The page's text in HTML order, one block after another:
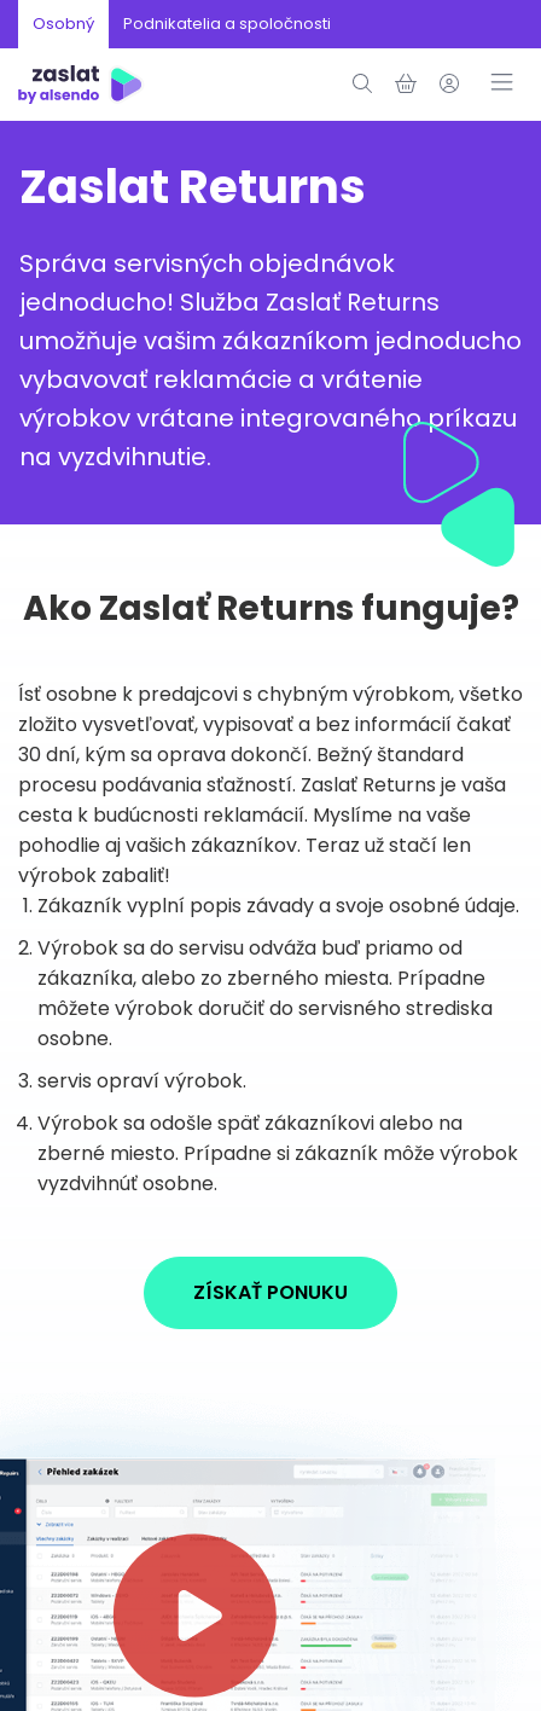
Osobný Podnikatelia a spoločnosti
Zaslat Returns
Správa servisných objednávok
jednoducho! Služba Zaslať Returns
umožňuje vašim zákazníkom jednoducho
vybavovať reklamácie a vrátenie
výrobkov vrátane integrovaného príkazu
na vyzdvihnutie.
Ako Zaslať Returns funguje?
Ísť osobne k predajcovi s chybným výrobkom, všetko
zložito vysvetľovať, vypisovať a bez informácií čakať
30 dní, kým sa oprava dokončí. Bežný štandard
procesu podávania sťažností. Zaslať Returns je vaša
cesta k budúcnosti reklamácií. Myslíme na vaše
pohodlie aj vašich zákazníkov. Teraz už stačí len
výrobok zabaliť!
Zákazník vyplní popis závady a svoje osobné údaje.
Výrobok sa do servisu odváža buď priamo od
zákazníka, alebo zo zberného miesta. Prípadne
môžete výrobok doručiť do servisného strediska
osobne.
servis opraví výrobok.
Výrobok sa odošle späť zákazníkovi alebo na
zberné miesto. Prípadne si zákazník môže výrobok
vyzdvihnúť osobne.
ZÍSKAŤ PONUKU